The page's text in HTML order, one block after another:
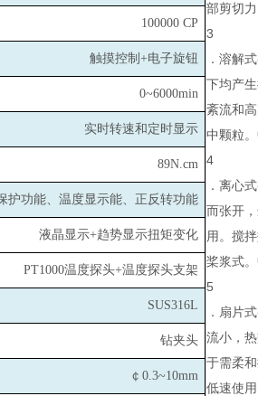
100000 CP
触摸控制+电子旋钮
0~6000min
实时转速和定时显示
89N.cm
护功能、温度显示能、正反转功能
液晶显示+趋势显示扭矩变化
PT1000温度探头+温度探头支架
SUS316L
钻夹头
￠0.3~10mm
部剪切力
3
．溶解
下均产
紊流和
中颗粒。
4
．离心
而张开
用。搅
桨浆式。
5
．扇片
流小，
于需柔
低速使用